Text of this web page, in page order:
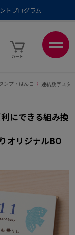
トプログラム
コメンド
ンプ・はんこ 〉 連結数字スタ
にできる組み換
オリジナルBO